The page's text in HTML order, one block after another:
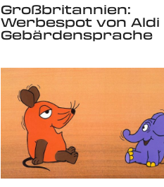
Großbritannien:
Werbespot von Aldi
Gebärdensprache